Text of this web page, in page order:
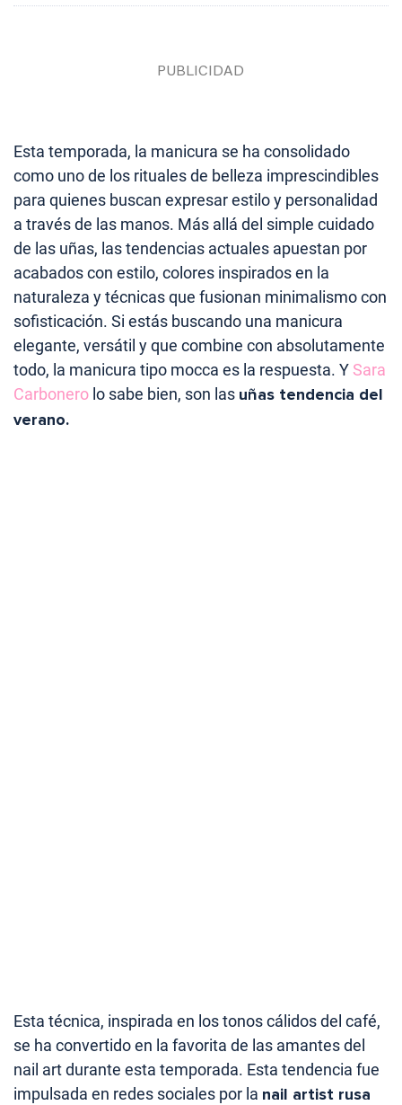
Esta temporada, la manicura se ha consolidado
como uno de los rituales de belleza imprescindibles
para quienes buscan expresar estilo y personalidad
a través de las manos. Más allá del simple cuidado
de las uñas, las tendencias actuales apuestan por
acabados con estilo, colores inspirados en la
naturaleza y técnicas que fusionan minimalismo con
sofisticación. Si estás buscando una manicura
elegante, versátil y que combine con absolutamente
todo, la manicura tipo mocca es la respuesta. Y Sara
Carbonero lo sabe bien, son las uñas tendencia del
verano.
Esta técnica, inspirada en los tonos cálidos del café,
se ha convertido en la favorita de las amantes del
nail art durante esta temporada. Esta tendencia fue
impulsada en redes sociales por la nail artist rusa